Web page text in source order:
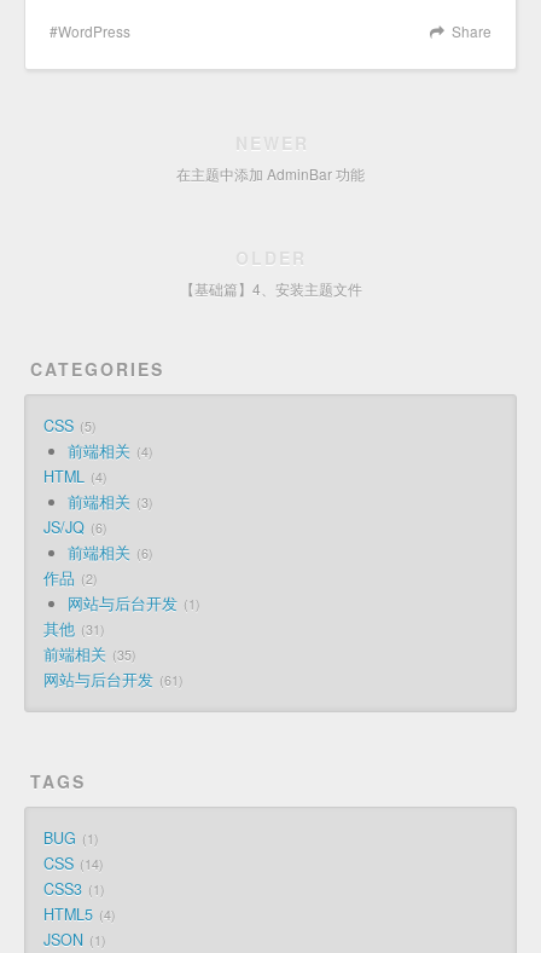
Share
WordPress
NEWER
在主题中添加 AdminBar 功能
OLDER
【基础篇】4、安装主题文件
CATEGORIES
CSS 5
前端相关 4
HTML 4
前端相关 3
JS/JQ 6
前端相关 6
作品 2
网站与后台开发 1
其他 31
前端相关 35
网站与后台开发 61
TAGS
BUG 1
CSS 14
CSS3 1
HTML5 4
JSON 1